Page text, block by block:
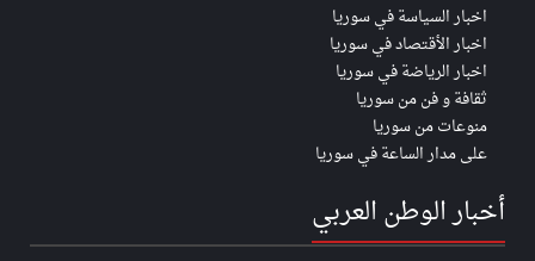
اخبار السياسة في سوريا
اخبار الأقتصاد في سوريا
اخبار الرياضة في سوريا
ثقافة و فن من سوريا
منوعات من سوريا
على مدار الساعة في سوريا
أخبار الوطن العربي